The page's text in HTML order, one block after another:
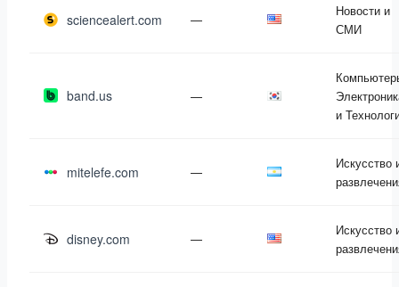
sciencealert.com —
Новости и
СМИ
band.us —
и
mitelefe.com —
Искусство
disney.com —
Искусство